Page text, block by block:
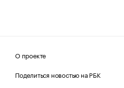
О проекте
Поделиться новостью на РБК